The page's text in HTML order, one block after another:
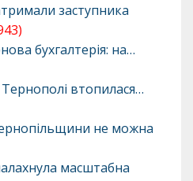
заступника
бухгалтерія: на…
втопилася…
не можна
масштабна